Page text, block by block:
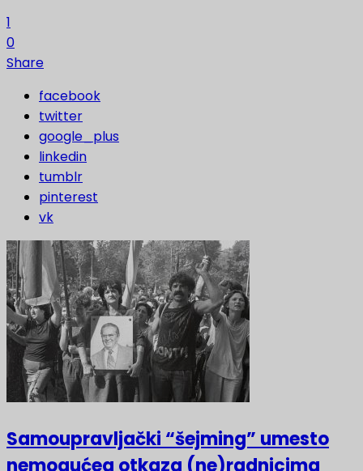
1
0
Share
facebook
twitter
google_plus
linkedin
tumblr
pinterest
vk
Samoupravljački “šejming” umesto
nemogućeg otkaza (ne)radnicima